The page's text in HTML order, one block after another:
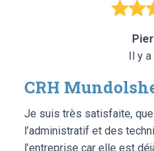
Il y a
CRH
Je suis très satisfaite,
l’administratif et des
l’entreprise car elle est